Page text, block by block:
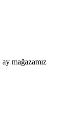
mağazamız